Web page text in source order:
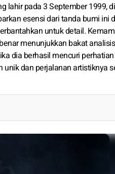
lahir pada 3 September 1999,
esensi dari tanda bumi ini
untuk detail.
menunjukkan bakat
dia berhasil mencuri
dan perjalanan artistiknya